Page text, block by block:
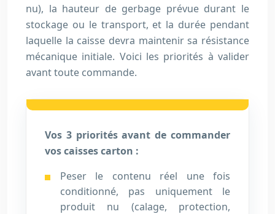
nu), la hauteur de gerbage prévue durant le
stockage ou le transport, et la durée pendant
laquelle la caisse devra maintenir sa résistance
mécanique initiale. Voici les priorités à valider
avant toute commande.
Vos 3 priorités avant de commander
vos caisses carton :
Peser le contenu réel une fois
conditionné, pas uniquement le
produit nu (calage, protection,